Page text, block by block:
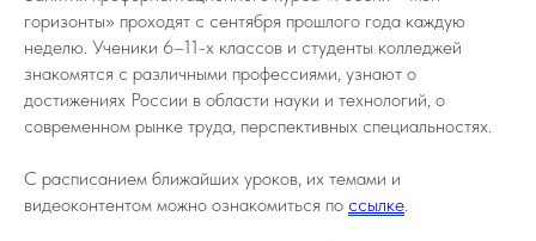
горизонты» проходят с сентября прошлого года каждую
неделю. Ученики 6–11-х классов и студенты колледжей
знакомятся с различными профессиями, узнают о
достижениях России в области науки и технологий, о
современном рынке труда, перспективных специальностях.
С расписанием ближайших уроков, их темами и
видеоконтентом можно ознакомиться по ссылке